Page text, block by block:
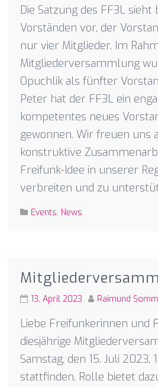
Die Satzung des FF3L
Vorständen vor, der
nur vier Mitglieder. Im
Mitgliederversammlung
Opuchlik als fünfter
Peter hat der FF3L ein
kompetentes neues
gewonnen. Wir freuen uns
konstruktive
Freifunk-Idee in unserer
verbreiten und zu
Events, News
13. April 2023 Raimund
Liebe Freifunkerinnen und
diesjährige
Samstag, den 15. Juli 2023,
stattfinden. Rolle bietet